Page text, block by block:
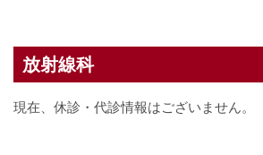
放射線科
現在、休診・代診情報はございません。